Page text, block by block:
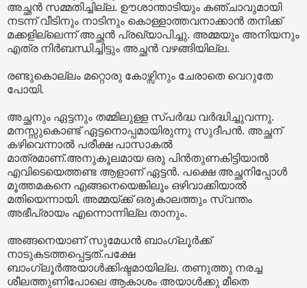
അച്ഛൻ സമ്മതിച്ചില്ല. ഊശാന്താടിയും കഞ്ചാവുമായി
നടന്ന് വീടിനും നാടിനും കൊള്ളാത്തവനാക്കാൻ തനിക്ക്
മക്കളില്ലെന്ന് അച്ഛൻ പ്രഖ്യാപിച്ചു. അമ്മയും അനിയനും
എത്ര നിർബന്ധിച്ചിട്ടും അച്ഛൻ വഴങ്ങിയില്ല.
രണ്ടുകൊല്ലം മറ്റൊരു കോഴ്സിനും ചേരാതെ വെറുതേ
പോയി.
അച്ഛനും ഏട്ടനും തമ്മിലുള്ള സ്പർദ്ധ വർദ്ധിച്ചുവന്നു.
മനസ്സുകൊണ്ട് ഏട്ടനൊപ്പമായിരുന്നു സുദീപൻ. അച്ഛന്
കഴിവെന്നാൽ പരീക്ഷ പാസാകൽ
മാത്രമാണ്.അനുകൂലമായ ഒരു പിൻതുണകിട്ടിയാൽ
എവിടെയെത്തണ്ട ആളാണ് ഏട്ടൻ. പക്ഷെ അച്ഛനിപ്പോൾ
മൂത്തമകനെ എങ്ങനെയെങ്കിലൂം ഒഴിവാക്കിയാൽ
മതിയെന്നായി. അമ്മയ്ക്ക് ഒരുകാലത്തും സ്വന്തം
അഭീപ്രായം എന്നൊന്നില്ല താനും.
അങ്ങനെയാണ് സുമേധൻ ബാംഗ്ലൂർക്ക്
നാടുകടത്തപ്പെട്ടത്.പക്ഷേ
ബാംഗ്ലൂർഅയാൾക്കിഷ്ടമായില്ല. തണുത്തു നരച്ച
ശീലത്തുണിപോലെ ആകാശം അയാൾക്കു മീതെ